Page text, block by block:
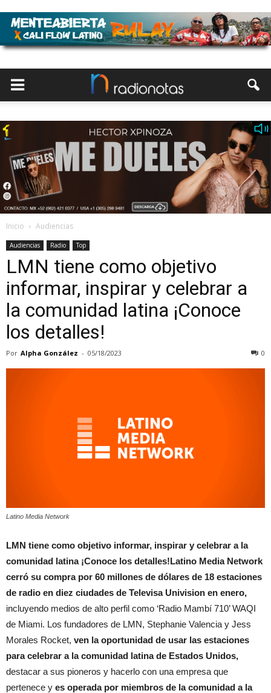
Inicio Audiencias
Audiencias Radio Top
LMN tiene como objetivo
informar, inspirar y celebrar a
la comunidad latina ¡Conoce
los detalles!
Por Alpha González - 05/18/2023 0
Latino Media Network
LMN tiene como objetivo informar, inspirar y celebrar a la
comunidad latina ¡Conoce los detalles!Latino Media Network
cerró su compra por 60 millones de dólares de 18 estaciones
de radio en diez ciudades de Televisa Univision en enero,
incluyendo medios de alto perfil como ‘Radio Mambí 710’ WAQI
de Miami. Los fundadores de LMN, Stephanie Valencia y Jess
Morales Rocket, ven la oportunidad de usar las estaciones
para celebrar a la comunidad latina de Estados Unidos,
destacar a sus pioneros y hacerlo con una empresa que
pertenece y es operada por miembros de la comunidad a la